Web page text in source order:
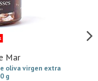
Mar
oliva virgen extra
g